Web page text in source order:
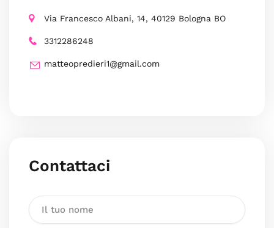
Via Francesco Albani, 14, 40129 Bologna BO
3312286248
matteopredieri1@gmail.com
Contattaci